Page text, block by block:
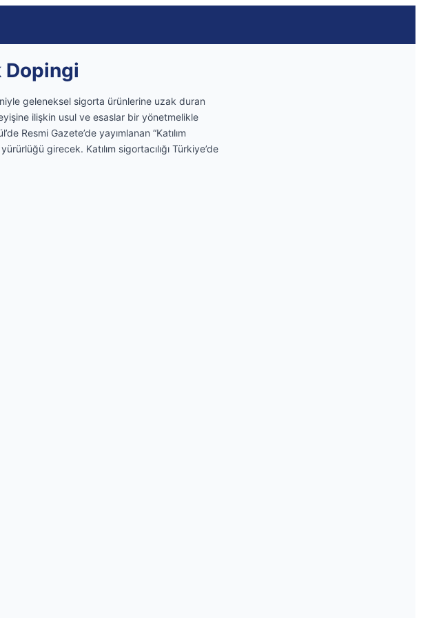
Dopingi
geleneksel sigorta ürünlerine uzak duran
ilişkin usul ve esaslar bir yönetmelikle
Resmi Gazete’de yayımlanan “Katılım
girecek. Katılım sigortacılığı Türkiye’de